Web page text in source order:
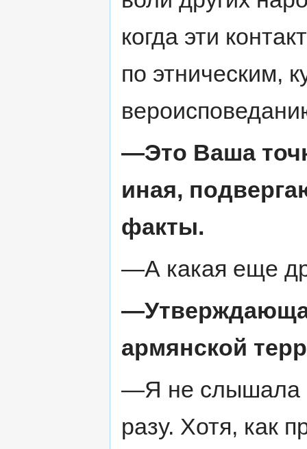
когда эти
по этническим,
—Это Ваша
иная,
факты.
—А какая еще
армянской
—Я не слышала
разу. Хотя, как